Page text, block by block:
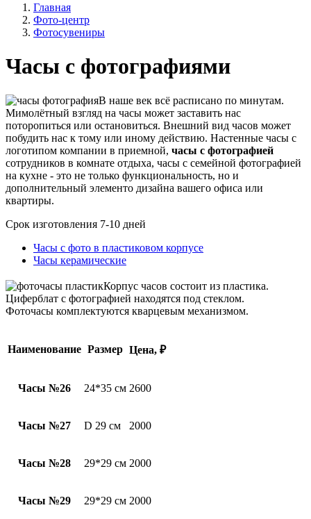
Главная
Фото-центр
Фотосувениры
Часы с фотографиями
В наше век всё расписано по минутам.
Мимолётный взгляд на часы может заставить нас
поторопиться или остановиться. Внешний вид часов может
побудить нас к тому или иному действию. Настенные часы с
логотипом компании в приемной, часы с фотографией
сотрудников в комнате отдыха, часы с семейной фотографией
на кухне - это не только функциональность, но и
дополнительный элементо дизайна вашего офиса или
квартиры.
Срок изготовления 7-10 дней
Часы с фото в пластиковом корпусе
Часы керамические
Корпус часов состоит из пластика.
Циферблат с фотографией находятся под стеклом.
Фоточасы комплектуются кварцевым механизмом.
Наименование Размер Цена, ₽
Часы №26 24*35 см 2600
Часы №27 D 29 см 2000
Часы №28 29*29 см 2000
Часы №29 29*29 см 2000